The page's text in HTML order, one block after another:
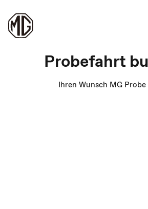
Probefahrt
Ihren Wunsch MG